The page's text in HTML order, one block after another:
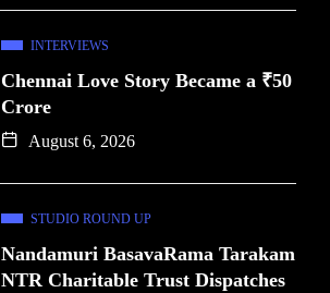
INTERVIEWS
Chennai Love Story Became a ₹50
Crore
August 6, 2026
STUDIO ROUND UP
Nandamuri BasavaRama Tarakam
NTR Charitable Trust Dispatches